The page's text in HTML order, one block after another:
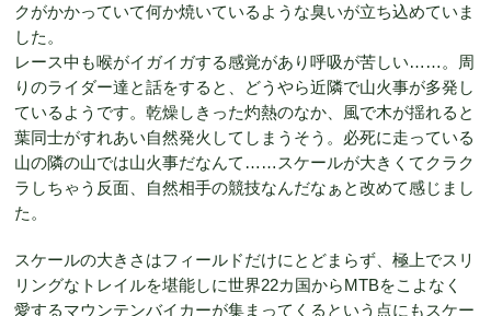
クがかかっていて何か焼いているような臭いが立ち込めていま
した。
レース中も喉がイガイガする感覚があり呼吸が苦しい……。周
りのライダー達と話をすると、どうやら近隣で山火事が多発し
ているようです。乾燥しきった灼熱のなか、風で木が揺れると
葉同士がすれあい自然発火してしまうそう。必死に走っている
山の隣の山では山火事だなんて……スケールが大きくてクラク
ラしちゃう反面、自然相手の競技なんだなぁと改めて感じまし
た。
スケールの大きさはフィールドだけにとどまらず、極上でスリ
リングなトレイルを堪能しに世界22カ国からMTBをこよなく
愛するマウンテンバイカーが集まってくるという点にもスケー